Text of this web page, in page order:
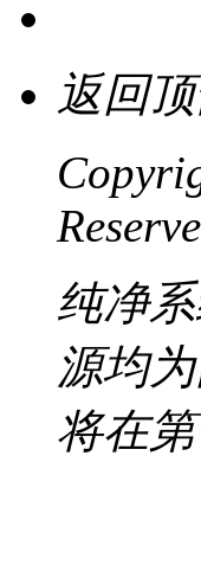
返回
纯净
源均
将在